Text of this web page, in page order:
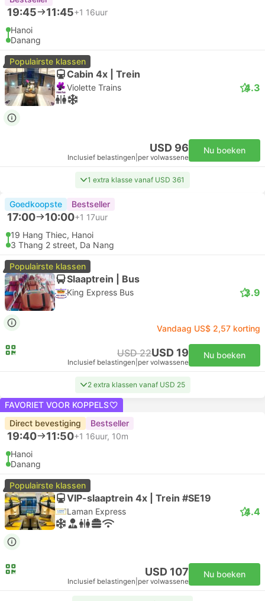
19:45 11:45+1 16uur
Hanoi
Danang
Populairste klassen
Cabin 4x | Trein
Violette Trains 4.3
USD 96
Inclusief belastingen per volwassene
Nu boeken
1 extra klasse vanaf USD 361
Goedkoopste Bestseller
17:00 10:00+1 17uur
19 Hang Thiec, Hanoi
3 Thang 2 street, Da Nang
Populairste klassen
Slaaptrein | Bus
King Express Bus 3.9
Vandaag US$ 2,57 korting
USD 22USD 19
Inclusief belastingen per volwassene
Nu boeken
2 extra klassen vanaf USD 25
FAVORIET VOOR KOPPELS
Direct bevestiging
Bestseller
19:40 11:50+1 16uur, 10m
Hanoi
Danang
Populairste klassen
VIP-slaaptrein 4x | Trein #SE19
Laman Express 4.4
USD 107
Inclusief belastingen per volwassene
Nu boeken